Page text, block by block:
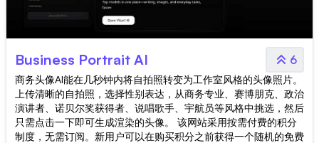
Business Portrait AI 6
商务头像AI能在几秒钟内将自拍照转变为工作室风格的头像照片。
上传清晰的自拍照，选择性别表达，从商务专业、赛博朋克、政治
演讲者、诺贝尔奖获得者、说唱歌手、宇航员等风格中挑选，然后
只需点击一下即可生成渲染的头像。 该网站采用按需付费的积分
制度，无需订阅。新用户可以在购买积分之前获得一个随机的免费